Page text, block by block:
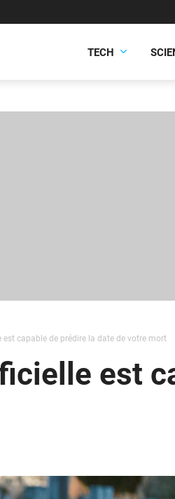
TECH
capable de prédire la date de votre mort
est